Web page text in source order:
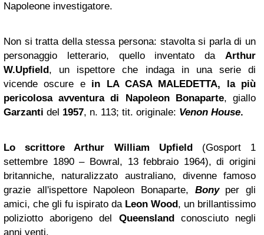
Napoleone investigatore.
Non si tratta della stessa persona: stavolta si parla di un
personaggio letterario, quello inventato da Arthur
W.Upfield, un ispettore che indaga in una serie di
vicende oscure e in LA CASA MALEDETTA, la più
pericolosa avventura di Napoleon Bonaparte, giallo
Garzanti del 1957, n. 113; tit. originale: Venon House.
Lo scrittore Arthur William Upfield(Gosport1
settembre 1890 – Bowral, 13 febbraio 1964), di origini
britanniche, naturalizzato australiano, divenne famoso
grazie all'ispettore Napoleon Bonaparte, Bonyper gli
amici, che gli fu ispirato da Leon Wood, un brillantissimo
poliziotto aborigeno del Queenslandconosciuto negli
anni venti.